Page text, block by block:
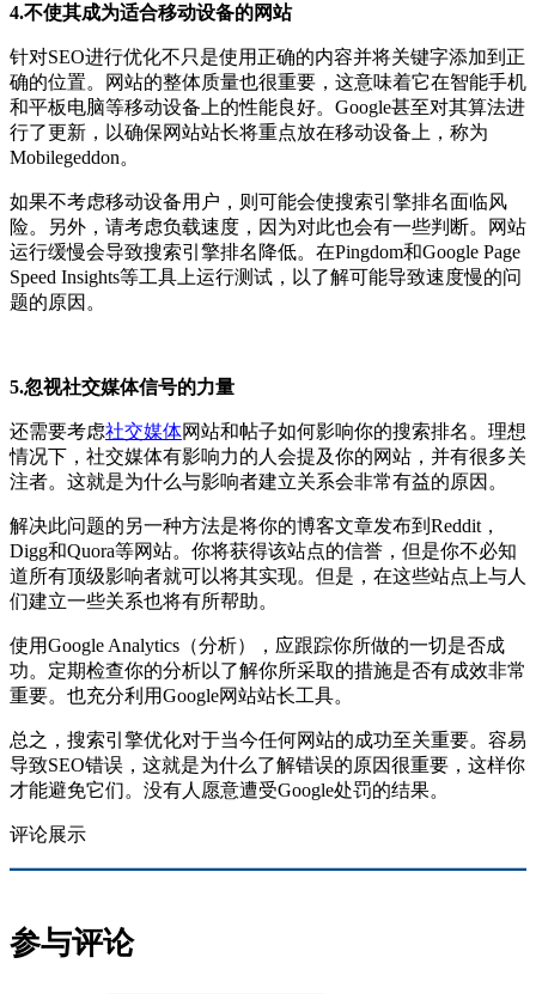
4.不使其成为适合移动设备的网站
针对SEO进行优化不只是使用正确的内容并将关键字添加到正
确的位置。网站的整体质量也很重要，这意味着它在智能手机
和平板电脑等移动设备上的性能良好。Google甚至对其算法进
行了更新，以确保网站站长将重点放在移动设备上，称为
Mobilegeddon。
如果不考虑移动设备用户，则可能会使搜索引擎排名面临风
险。另外，请考虑负载速度，因为对此也会有一些判断。网站
运行缓慢会导致搜索引擎排名降低。在Pingdom和Google Page
Speed Insights等工具上运行测试，以了解可能导致速度慢的问
题的原因。
5.忽视社交媒体信号的力量
还需要考虑社交媒体网站和帖子如何影响你的搜索排名。理想
情况下，社交媒体有影响力的人会提及你的网站，并有很多关
注者。这就是为什么与影响者建立关系会非常有益的原因。
解决此问题的另一种方法是将你的博客文章发布到Reddit，
Digg和Quora等网站。你将获得该站点的信誉，但是你不必知
道所有顶级影响者就可以将其实现。但是，在这些站点上与人
们建立一些关系也将有所帮助。
使用Google Analytics（分析），应跟踪你所做的一切是否成
功。定期检查你的分析以了解你所采取的措施是否有成效非常
重要。也充分利用Google网站站长工具。
总之，搜索引擎优化对于当今任何网站的成功至关重要。容易
导致SEO错误，这就是为什么了解错误的原因很重要，这样你
才能避免它们。没有人愿意遭受Google处罚的结果。
评论展示
参与评论